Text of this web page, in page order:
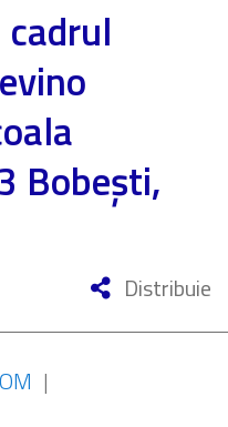
Bobești,
Distribuie
|